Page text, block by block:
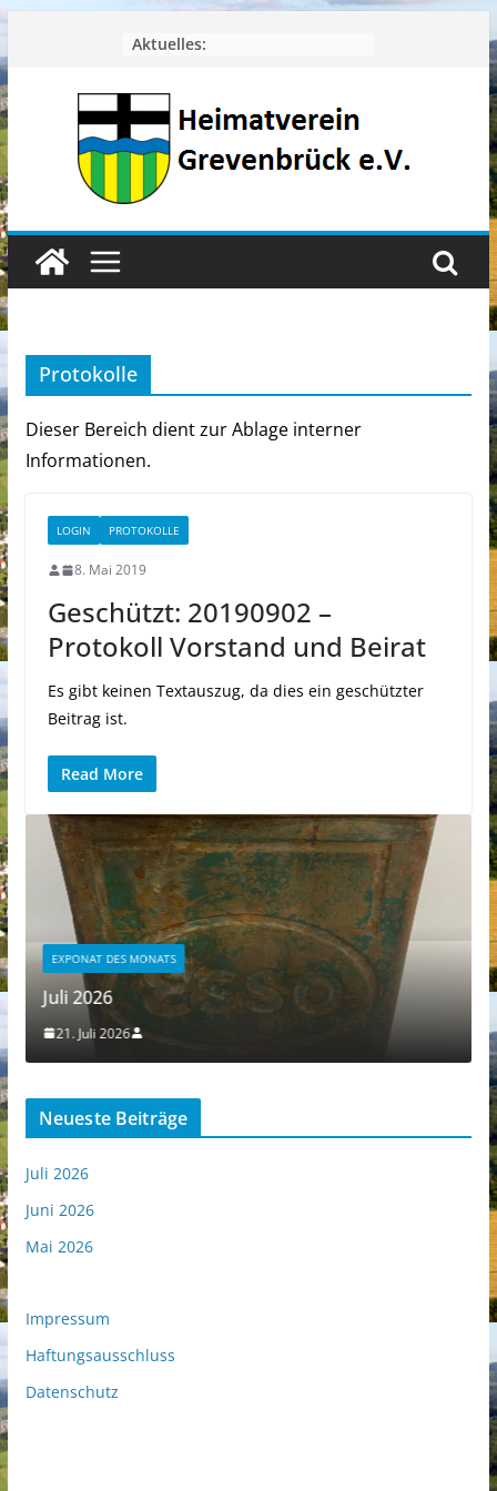
Zum
Inhalt
springen
Aktuelles:
Protokolle
Dieser Bereich dient zur Ablage interner
Informationen.
LOGIN PROTOKOLLE
8. Mai 2019
Geschützt: 20190902 –
Protokoll Vorstand und Beirat
Es gibt keinen Textauszug, da dies ein geschützter
Beitrag ist.
Read More
EXPONAT DES MONATS
Juli 2026
21. Juli 2026
Neueste Beiträge
Juli 2026
Juni 2026
Mai 2026
Impressum
Haftungsausschluss
Datenschutz